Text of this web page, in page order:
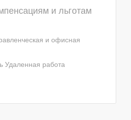
и льготам
и офисная
Удаленная работа